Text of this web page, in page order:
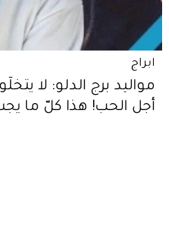
ابراج
مواليد برج الدلو: لا
أجل الحب! هذا كلّ ما